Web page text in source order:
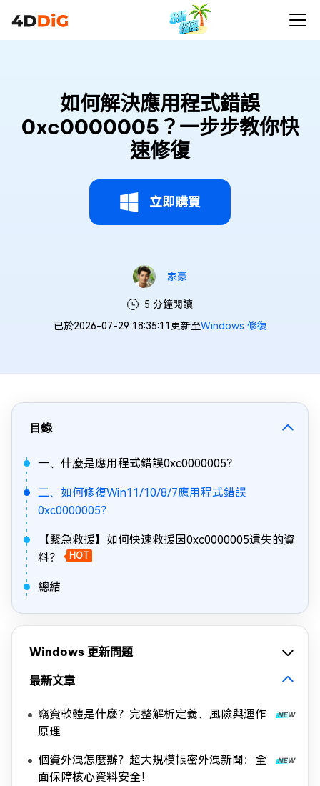
如何解決應用程式錯誤
0xc0000005？一步步教你快
速修復
立即購買
家豪
5 分鐘閱讀
已於2026-07-29 18:35:11更新至Windows 修復
目錄
一、什麼是應用程式錯誤0xc0000005？
二、如何修復Win11/10/8/7應用程式錯誤
0xc0000005？
【緊急救援】如何快速救援因0xc0000005遺失的資
料？
HOT
總結
Windows 更新問題
最新文章
竊資軟體是什麽？完整解析定義、風險與運作
原理
個資外洩怎麼辦？超大規模帳密外洩新聞：全
面保障核心資料安全！